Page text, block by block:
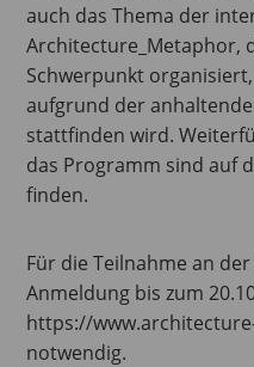
auch das Thema der
Architecture_Metaphor,
Schwerpunkt
aufgrund der
stattfinden wird.
das Programm sind auf
finden.
Für die Teilnahme an
Anmeldung bis zum
https://
notwendig.